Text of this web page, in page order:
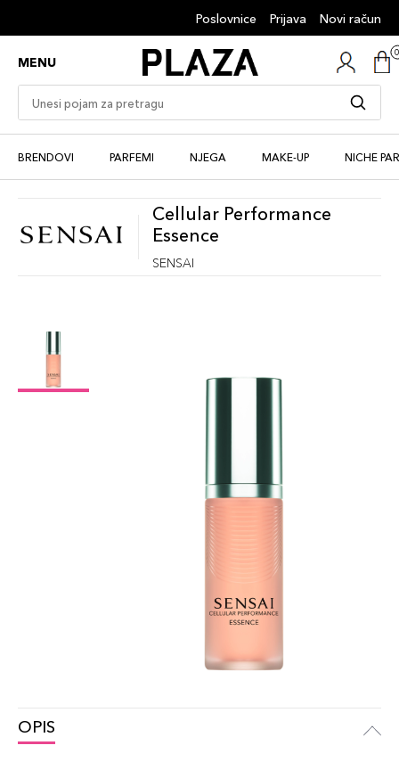
Poslovnice Prijava Novi račun
MENU
BRENDOVI PARFEMI NJEGA MAKE-UP NICHE
Cellular Performance
Essence
SENSAI
OPIS